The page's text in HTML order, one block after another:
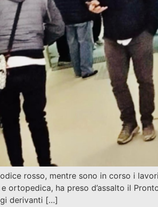
rosso, mentre sono in corso i
ortopedica, ha preso d’assalto il
derivanti […]